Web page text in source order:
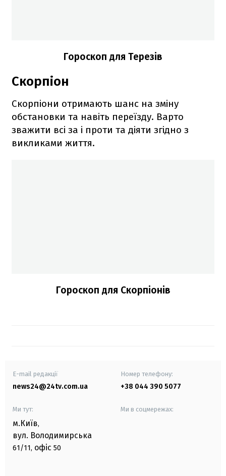
Гороскоп для Терезів
Скорпіон
Скорпіони отримають шанс на зміну
обстановки та навіть переїзду. Варто
зважити всі за і проти та діяти згідно з
викликами життя.
Гороскоп для Скорпіонів
E-mail редакції
news24@24tv.com.ua
Номер телефону:
+38 044 390 5077
Ми тут:
м.Київ,
вул. Володимирська
61/11, офіс 50
Ми в соцмережах: